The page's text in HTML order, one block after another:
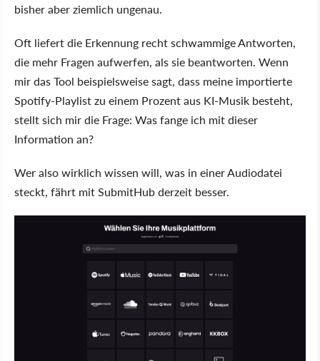
bisher aber ziemlich ungenau.
Oft liefert die Erkennung recht schwammige Antworten,
die mehr Fragen aufwerfen, als sie beantworten. Wenn
mir das Tool beispielsweise sagt, dass meine importierte
Spotify-Playlist zu einem Prozent aus KI-Musik besteht,
stellt sich mir die Frage: Was fange ich mit dieser
Information an?
Wer also wirklich wissen will, was in einer Audiodatei
steckt, fährt mit SubmitHub derzeit besser.